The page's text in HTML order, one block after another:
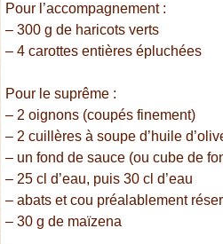
Pour l’accompagnement :
– 300 g de haricots verts
– 4 carottes entières épluchées
Pour le suprême :
– 2 oignons (coupés finement)
– 2 cuillères à soupe d’huile
– un fond de sauce (ou cube de
– 25 cl d’eau, puis 30 cl d’eau
– abats et cou préalablement
– 30 g de maïzena